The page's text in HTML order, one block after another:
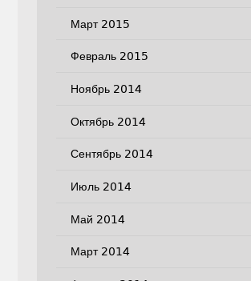
Март 2015
Февраль 2015
Ноябрь 2014
Октябрь 2014
Сентябрь 2014
Июль 2014
Май 2014
Март 2014